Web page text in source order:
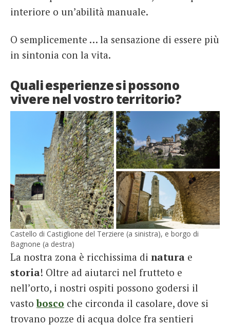
interiore o un’abilità manuale.
O semplicemente … la sensazione di essere più
in sintonia con la vita.
Quali esperienze si possono
vivere nel vostro territorio?
Castello di Castiglione del Terziere (a sinistra), e borgo di
Bagnone (a destra)
La nostra zona è ricchissima di natura e
storia! Oltre ad aiutarci nel frutteto e
nell’orto, i nostri ospiti possono godersi il
vastobosco che circonda il casolare, dove si
trovano pozze di acqua dolce fra sentieri